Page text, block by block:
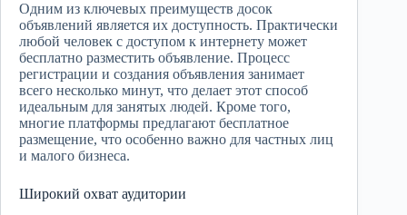
Одним из ключевых преимуществ досок
объявлений является их доступность. Практически
любой человек с доступом к интернету может
бесплатно разместить объявление. Процесс
регистрации и создания объявления занимает
всего несколько минут, что делает этот способ
идеальным для занятых людей. Кроме того,
многие платформы предлагают бесплатное
размещение, что особенно важно для частных лиц
и малого бизнеса.
Широкий охват аудитории